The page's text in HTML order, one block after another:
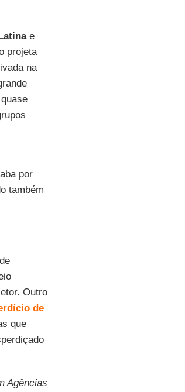
e
projeta
na
por
também
Outro
de
que
Agências